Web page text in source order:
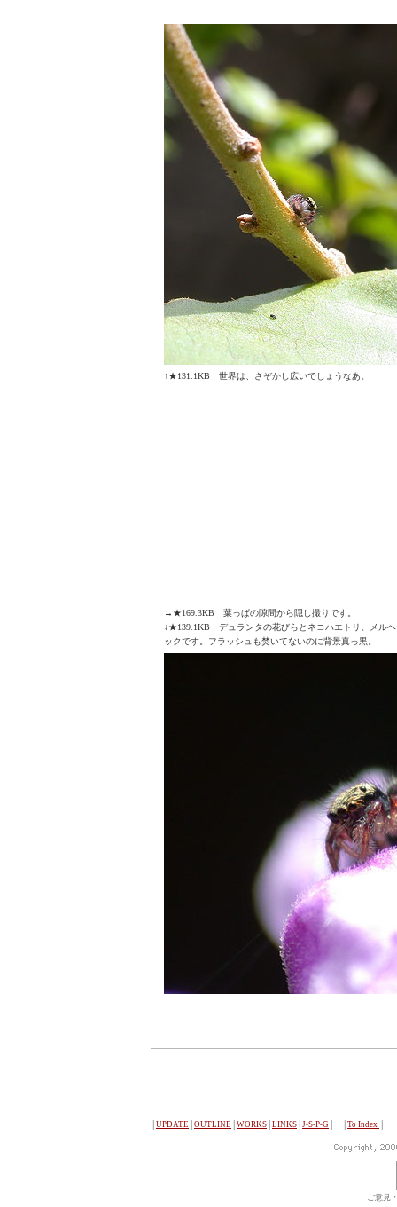
↑★131.1KB 世界は、さぞかし広いでしょうなあ。
→★169.3KB 葉っぱの隙間から隠し撮りです。
↓★139.1KB デュランタの花びらとネコハエトリ。メル
ックです。フラッシュも焚いてないのに背景真っ黒。
UPDATE OUTLINE WORKS LINKS J-S-P-G To Index
ご意見